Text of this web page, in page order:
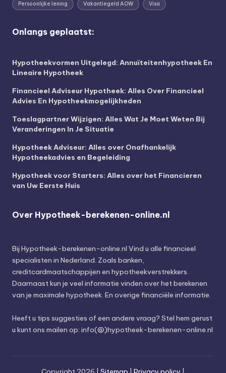
Persoonlijke lening Vakantiegeld AOW Visa
Onlangs geplaatst:
Hypotheekvormen Uitgelegd: Annuïteitenhypotheek En
Lineaire Hypotheek
Financieel Adviseur Hypotheek: Alles Over Financieel
Advies En Hypotheekmogelijkheden
Toeslagpartner Wijzigen: Alles Wat Je Moet Weten Bij
Veranderingen In Je Situatie
Hypotheek Adviseur: Alles over Onafhankelijk
Hypotheekadvies en Begeleiding
Hypotheek voor Starters: Alles over het Financieren
van Uw Eerste Huis
Over Hypotheek-berekenen-online.nl
Bij Hypotheek-berekenen-online.nl Vind u alle financieel
specialisten in Nederland. Zoals banken,
creditcardmaatschappijen en hypotheekverstrekkers.
Daarnaast kun je veel informatie vinden over het berekenen
van je maximale hypotheek. En overige financiële informatie.
Heeft u tips suggesties of een andere vraag? Stel hem gerust
u kunt ons mailen op: info(@)hypotheek-berekenen-online.nl